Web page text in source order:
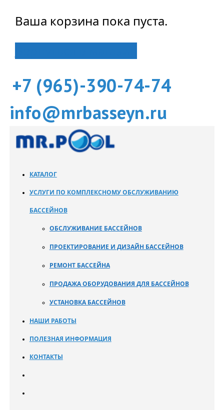
Ваша корзина пока пуста.
+7 (965)-390-74-74
info@mrbasseyn.ru
КАТАЛОГ
УСЛУГИ ПО КОМПЛЕКСНОМУ ОБСЛУЖИВАНИЮ
БАССЕЙНОВ
ОБСЛУЖИВАНИЕ БАССЕЙНОВ
ПРОЕКТИРОВАНИЕ И ДИЗАЙН БАССЕЙНОВ
РЕМОНТ БАССЕЙНА
ПРОДАЖА ОБОРУДОВАНИЯ ДЛЯ БАССЕЙНОВ
УСТАНОВКА БАССЕЙНОВ
НАШИ РАБОТЫ
ПОЛЕЗНАЯ ИНФОРМАЦИЯ
КОНТАКТЫ